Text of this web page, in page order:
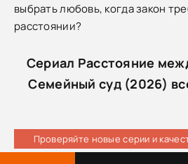
выбрать любовь, когда закон
расстоянии?
Сериал Расстояние
Семейный суд (2026)
Проверяйте новые серии и